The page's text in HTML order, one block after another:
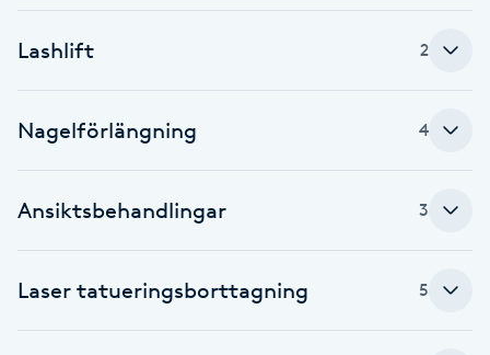
Bottenfärg
Brynplockning
Bröllopsuppsättning
C
Lashlift 2
Nagelförlängning 4
Ansiktsbehandlingar 3
Laser tatueringsborttagning 5